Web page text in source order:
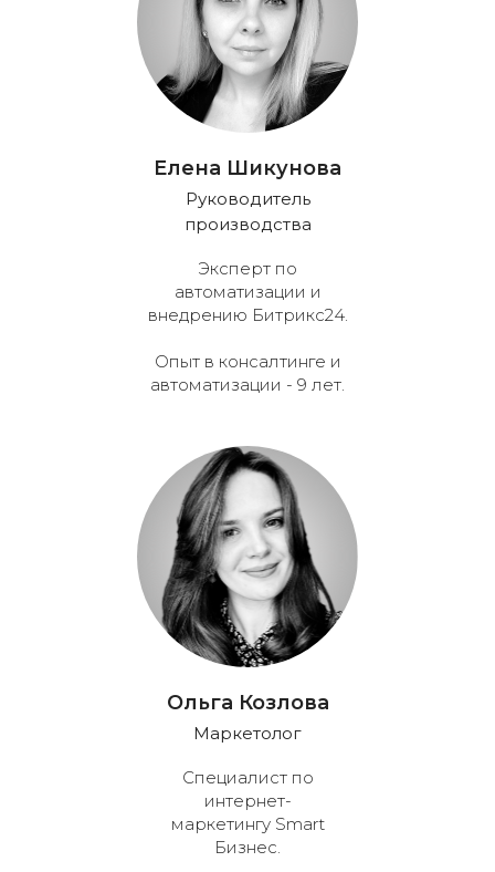
Елена Шикунова
Руководитель
производства
Эксперт по
автоматизации и
внедрению Битрикс24.
Опыт в консалтинге и
автоматизации - 9 лет.
Ольга Козлова
Маркетолог
Специалист по
интернет-
маркетингу Smart
Бизнес.